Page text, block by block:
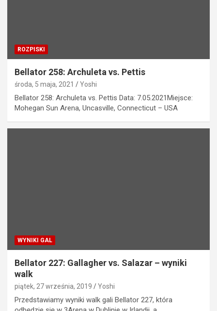
ROZPISKI
Bellator 258: Archuleta vs. Pettis
środa, 5 maja, 2021 Yoshi
Bellator 258: Archuleta vs. Pettis Data: 7.05.2021Miejsce:
Mohegan Sun Arena, Uncasville, Connecticut – USA
WYNIKI GAL
Bellator 227: Gallagher vs. Salazar – wyniki
walk
piątek, 27 września, 2019 Yoshi
Przedstawiamy wyniki walk gali Bellator 227, która